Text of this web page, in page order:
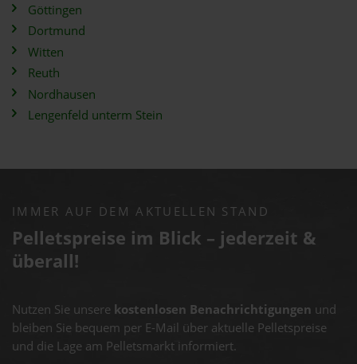
Göttingen
Dortmund
Witten
Reuth
Nordhausen
Lengenfeld unterm Stein
IMMER AUF DEM AKTUELLEN STAND
Pelletspreise im Blick – jederzeit &
überall!
Nutzen Sie unsere kostenlosen Benachrichtigungen und
bleiben Sie bequem per E-Mail über aktuelle Pelletspreise
und die Lage am Pelletsmarkt informiert.